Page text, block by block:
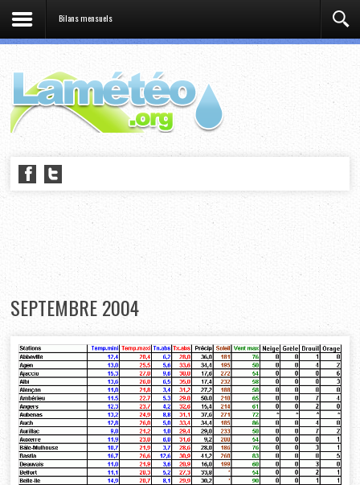
Bilans mensuels
SEPTEMBRE 2004